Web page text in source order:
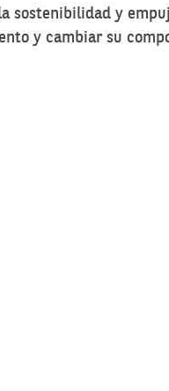
sostenibilidad y
y cambiar su